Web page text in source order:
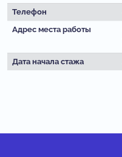
Телефон
Адрес места работы
Дата начала стажа